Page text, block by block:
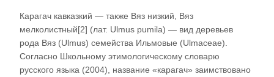
Карагач кавказкий — также Вяз низкий, Вяз
мелколистный[2] (лат. Ulmus pumila) — вид деревьев
рода Вяз (Ulmus) семейства Ильмовые (Ulmaceae).
Согласно Школьному этимологическому словарю
русского языка (2004), название «карагач» заимствовано